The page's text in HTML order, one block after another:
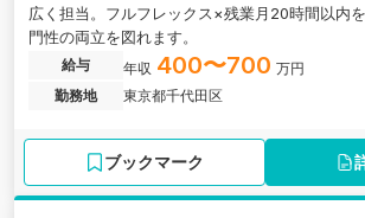
広く担当。フルフレックス×残業月20時間以内
門性の両立を図れます。
給与 年収 400〜700 万円
勤務地
東京都千代田区
ブックマーク